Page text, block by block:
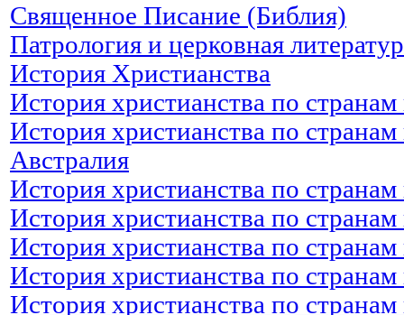
Священное Писание (Библия)
Патрология и церковная
История Христианства
История христианства по
История христианства по
Австралия
История христианства по
История христианства по
История христианства по
История христианства по
История христианства по